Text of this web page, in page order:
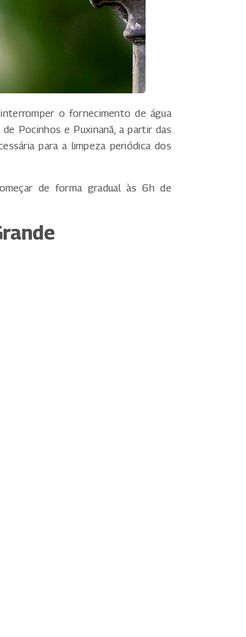
o fornecimento de água
Pocinhos e Puxinanã, a partir das
para a limpeza periódica dos
de forma gradual às 6h de